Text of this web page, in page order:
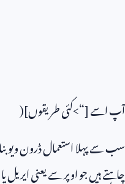
آپ اسے [“>کئی طریقوں](
سب سے پہلا استعمال ڈرون ویو
چاہتے ہیں جو اوپر سے یعنی ایریل